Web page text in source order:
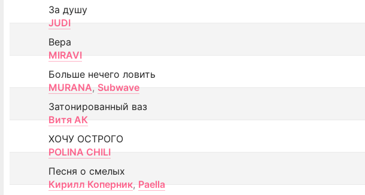
За душу
JUDI
Вера
MIRAVI
Больше нечего ловить
MURANA, Subwave
Затонированный ваз
Витя АК
ХОЧУ ОСТРОГО
POLINA CHILI
Песня о смелых
Кирилл Коперник, Paella